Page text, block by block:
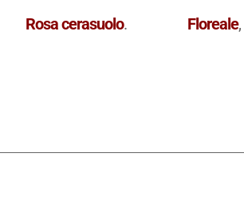
Rosa cerasuolo.
Floreale,